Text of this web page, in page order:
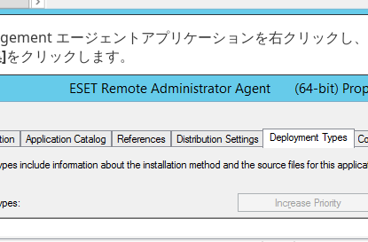
エージェントアプリケーションを右クリックし、
をクリックします。